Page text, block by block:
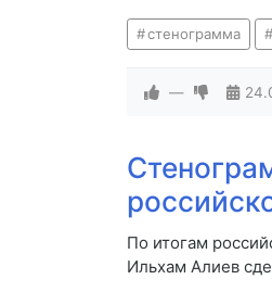
стенограмма
—
По итогам
Ильхам Алиев